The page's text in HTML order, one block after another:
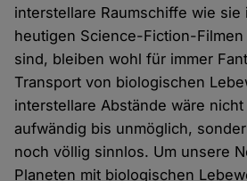
interstellare Raumschiffe wie sie
heutigen Science-Fiction-
sind, bleiben wohl für immer
Transport von biologischen
interstellare Abstände wäre
aufwändig bis unmöglich,
noch völlig sinnlos. Um unsere
Planeten mit biologischen